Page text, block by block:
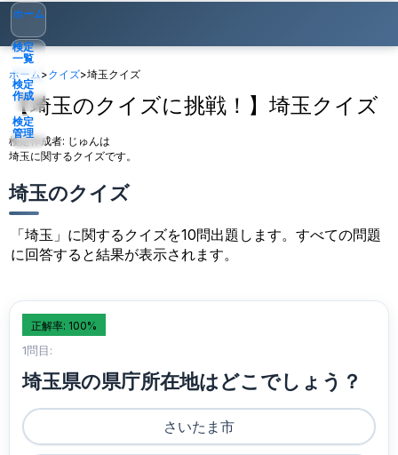
ホーム
検定
一覧
検定
作成
検定
管理
ゲスト ▾
ホーム>クイズ>埼玉クイズ
【埼玉のクイズに挑戦！】埼玉クイズ
検定作成者: じゅんは
埼玉に関するクイズです。
埼玉のクイズ
「埼玉」に関するクイズを10問出題します。すべての問題
に回答すると結果が表示されます。
正解率: 100%
1問目:
埼玉県の県庁所在地はどこでしょう？
さいたま市